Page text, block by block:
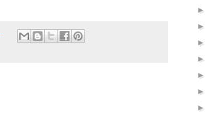
►
►
►
►
►
►
►